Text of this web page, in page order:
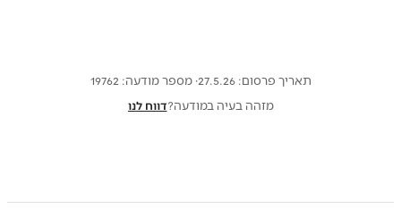
תאריך פרסום: 27.5.26 · מספר מודעה:19762
מזהה בעיה במודעה?דווח לנו